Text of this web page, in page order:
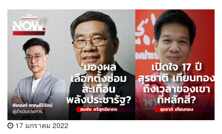
17 มกราคม 2022